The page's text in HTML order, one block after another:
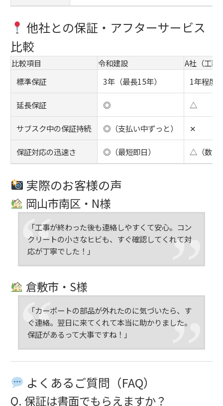
他社との保証・アフターサービス
比較
比較項目 令和建設
A社（工務
標準保証
3年（最長15年） 1年程度
延長保証 ◎ △
サブスク中の保証持続 ◎（支払い中ずっと） ✕
保証対応の迅速さ ◎（最短即日） △（数日
実際のお客様の声
岡山市南区・N様
「工事が終わった後も連絡しやすくて安心。コン
クリートの小さなヒビも、すぐ確認してくれて対
応が丁寧でした！」
倉敷市・S様
「カーポートの部品が外れたのに気づいたら、す
ぐ連絡。翌日に来てくれて本当に助かりました。
保証があるって大事ですね！」
よくあるご質問（FAQ）
Q. 保証は書面でもらえますか？